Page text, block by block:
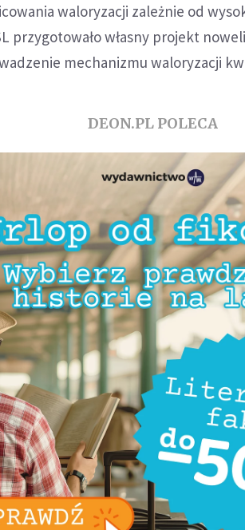
waloryzacji zależnie od
przygotowało własny projekt
mechanizmu waloryzacji
DEON.PL POLECA